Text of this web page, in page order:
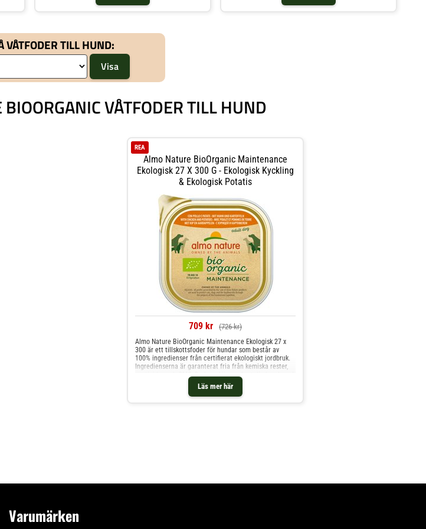
VÅTFODER TILL HUND:
VÅTFODER TILL HUND
Almo Nature BioOrganic Maintenance
Ekologisk 27 X 300 G - Ekologisk Kyckling
& Ekologisk Potatis
REA
709 kr (726 kr)
Läs mer här
Almo Nature BioOrganic Maintenance Ekologisk 27 x
300 är ett tillskottsfoder för hundar som består av
100% ingredienser från certifierat ekologiskt jordbruk.
Ingredienserna är garanterat fria från kemiska rester,
pesticider och GMO. Du kan skämma bort din hund med
helt naturliga patéer, utan konstgj
Varumärken